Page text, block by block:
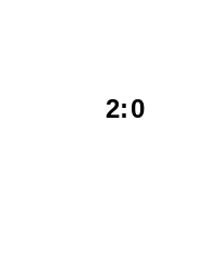
2:0